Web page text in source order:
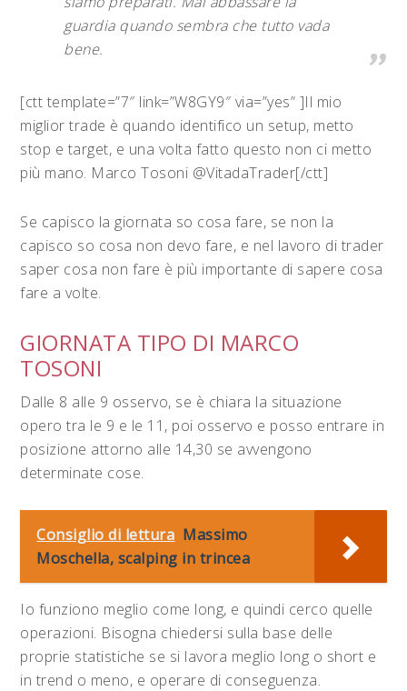
guardia quando sembra che tutto vada
bene.
[ctt template=”7″ link=”W8GY9″ via=”yes” ]Il mio
miglior trade è quando identifico un setup, metto
stop e target, e una volta fatto questo non ci metto
più mano. Marco Tosoni @VitadaTrader[/ctt]
Se capisco la giornata so cosa fare, se non la
capisco so cosa non devo fare, e nel lavoro di trader
saper cosa non fare è più importante di sapere cosa
fare a volte.
GIORNATA TIPO DI MARCO
TOSONI
Dalle 8 alle 9 osservo, se è chiara la situazione
opero tra le 9 e le 11, poi osservo e posso entrare in
posizione attorno alle 14,30 se avvengono
determinate cose.
Consiglio di lettura Massimo
Moschella, scalping in trincea
Io funziono meglio come long, e quindi cerco quelle
operazioni. Bisogna chiedersi sulla base delle
proprie statistiche se si lavora meglio long o short e
in trend o meno, e operare di conseguenza.